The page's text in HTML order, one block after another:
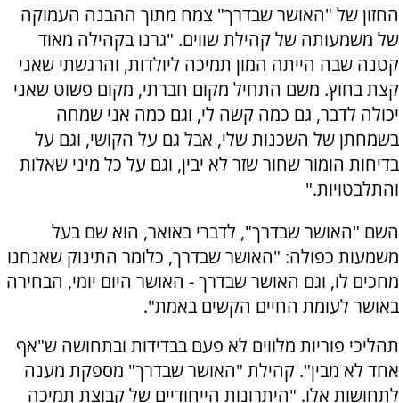
החזון של "האושר שבדרך" צמח מתוך ההבנה העמוקה
של משמעותה של קהילת שווים. "גרנו בקהילה מאוד
קטנה שבה הייתה המון תמיכה ליולדות, והרגשתי שאני
קצת בחוץ. משם התחיל מקום חברתי, מקום פשוט שאני
יכולה לדבר, גם כמה קשה לי, וגם כמה אני שמחה
בשמחתן של השכנות שלי, אבל גם על הקושי, וגם על
בדיחות הומור שחור שזר לא יבין, וגם על כל מיני שאלות
והתלבטויות."
השם "האושר שבדרך", לדברי באואר, הוא שם בעל
משמעות כפולה: "האושר שבדרך, כלומר התינוק שאנחנו
מחכים לו, וגם האושר שבדרך - האושר היום יומי, הבחירה
באושר לעומת החיים הקשים באמת".
תהליכי פוריות מלווים לא פעם בבדידות ובתחושה ש"אף
אחד לא מבין". קהילת "האושר שבדרך" מספקת מענה
לתחושות אלו. "היתרונות הייחודיים של קבוצת תמיכה